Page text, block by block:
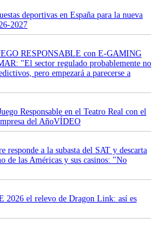
deportivas en España para la nueva
2027
RESPONSABLE con E-GAMING
"El sector regulado probablemente no
pero empezará a parecerse a
Responsable en el Teatro Real con el
del AñoVÍDEO
a la subasta del SAT y descarta
de las Américas y sus casinos: "No
2026 el relevo de Dragon Link: así es